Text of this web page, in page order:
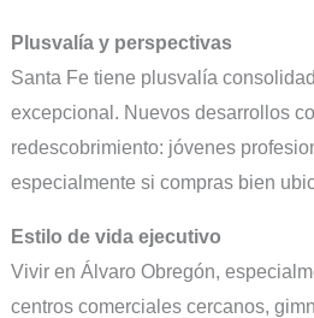
Plusvalía y perspectivas
Santa Fe tiene plusvalía
excepcional. Nuevos desarrollos
redescobrimiento: jóvenes
especialmente si compras bien
Estilo de vida ejecutivo
Vivir en Álvaro Obregón,
centros comerciales cercanos,